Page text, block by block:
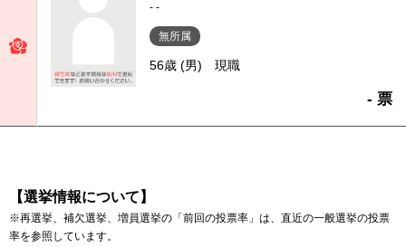
- -
無所属
56歳 (男) 現職
- 票
【選挙情報について】
※再選挙、補欠選挙、増員選挙の「前回の投票率」は、直近の一般選挙の投票
率を参照しています。